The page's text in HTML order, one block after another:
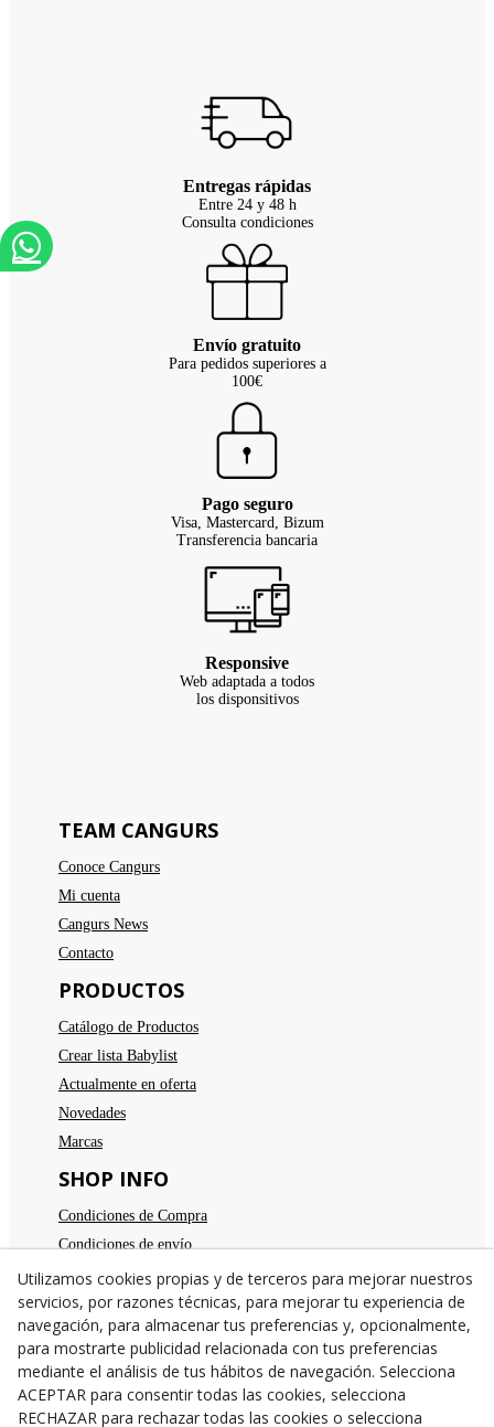
Entregas rápidas
Entre 24 y 48 h
Consulta condiciones
Envío gratuito
Para pedidos superiores a
100€
Pago seguro
Visa, Mastercard, Bizum
Transferencia bancaria
Responsive
Web adaptada a todos
los disponsitivos
TEAM CANGURS
Conoce Cangurs
Mi cuenta
Cangurs News
Contacto
PRODUCTOS
Catálogo de Productos
Crear lista Babylist
Actualmente en oferta
Novedades
Marcas
SHOP INFO
Condiciones de Compra
Condiciones de envío
Devoluciones
Aviso legal
Política de privacidad
Política de cookies
TE ESPERAMOS
Utilizamos cookies propias y de terceros para mejorar nuestros
servicios, por razones técnicas, para mejorar tu experiencia de
navegación, para almacenar tus preferencias y, opcionalmente,
para mostrarte publicidad relacionada con tus preferencias
mediante el análisis de tus hábitos de navegación. Selecciona
ACEPTAR para consentir todas las cookies, selecciona
RECHAZAR para rechazar todas las cookies o selecciona